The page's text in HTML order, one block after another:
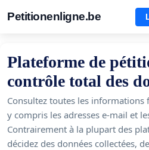
Petitionenligne.be
Plateforme de
contrôle total des
Consultez toutes les informations
y compris les adresses e-mail et
Contrairement à la plupart des
décidez des données collectées,